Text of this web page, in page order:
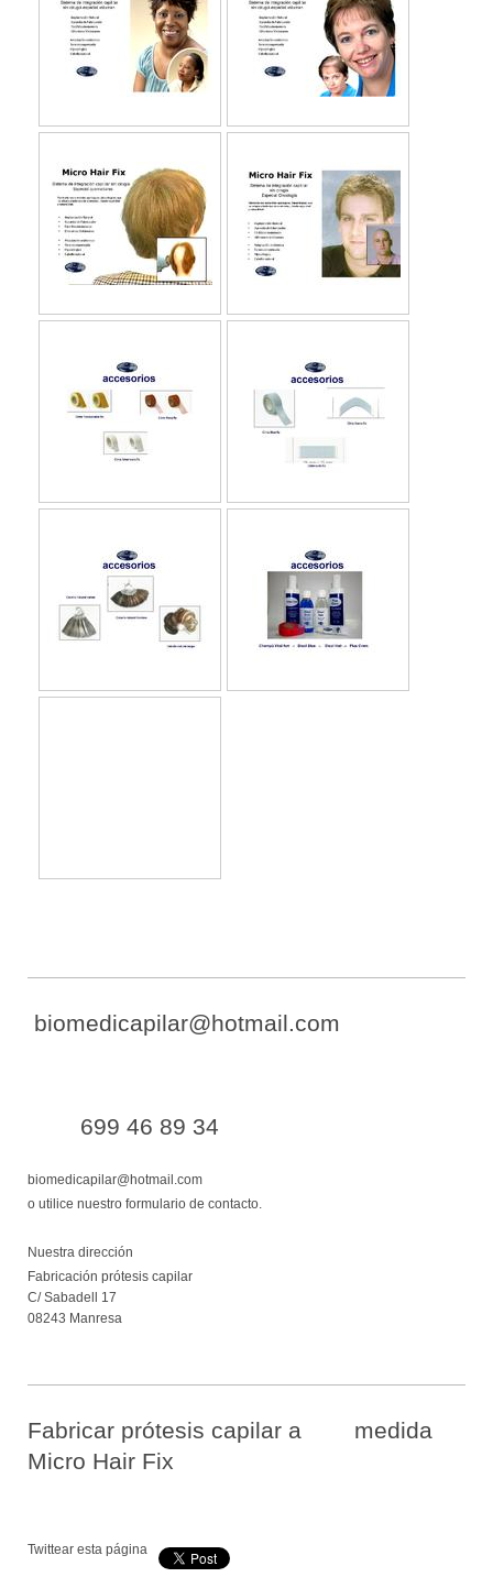
biomedicapilar@hotmail.com
699 46 89 34
biomedicapilar@hotmail.com
o utilice nuestro formulario de contacto.
Nuestra dirección
Fabricación prótesis capilar
C/ Sabadell 17
08243 Manresa
Fabricar prótesis capilar a medida
Micro Hair Fix
Twittear esta página